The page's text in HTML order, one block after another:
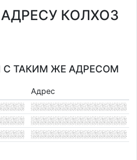
КОЛХОЗ
С ТАКИМ ЖЕ АДРЕСОМ
Адрес